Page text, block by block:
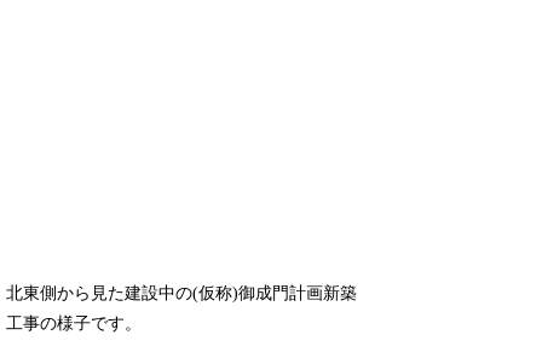
北東側から見た建設中の(仮称)御成門計画新築
工事の様子です。